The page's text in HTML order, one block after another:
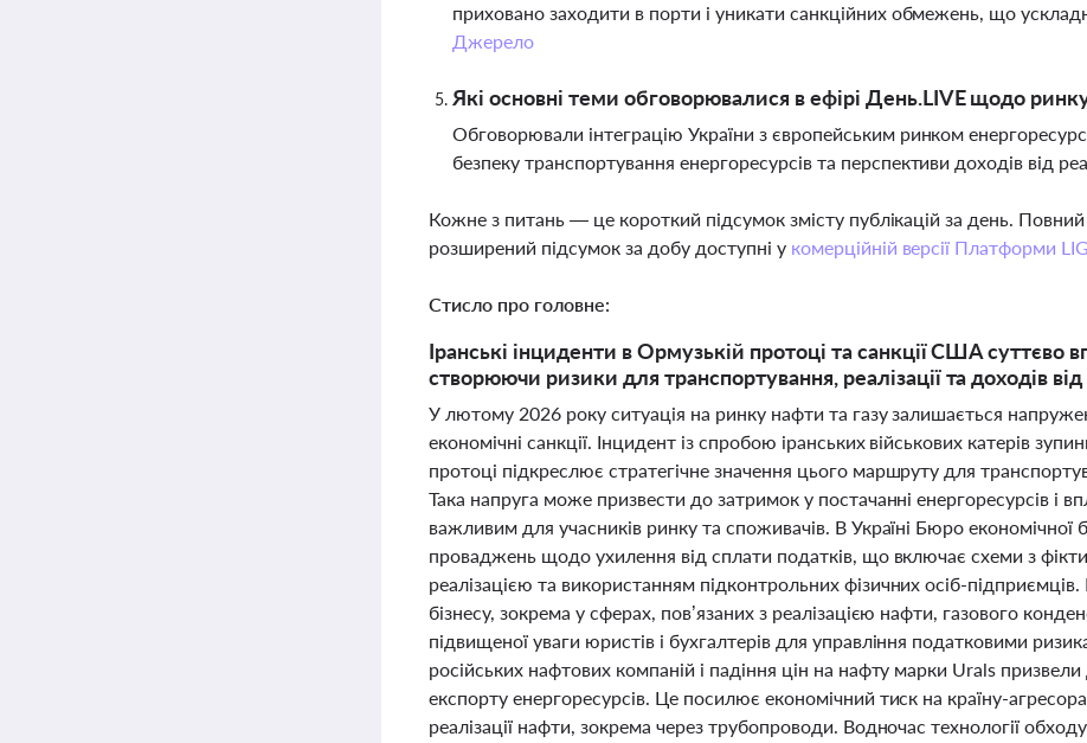
приховано заходити в порти і уникати санкційних обмежень, що
Джерело
Які основні теми обговорювалися в ефірі День.LIVE щодо
Обговорювали інтеграцію України з європейським ринком
безпеку транспортування енергоресурсів та перспективи доходів від
Кожне з питань — це короткий підсумок змісту публікацій за день.
розширений підсумок за добу доступні у комерційній версії Платформи
Стисло про головне:
Іранські інциденти в Ормузькій протоці та санкції США суттєво
створюючи ризики для транспортування, реалізації та доходів
У лютому 2026 року ситуація на ринку нафти та газу залишається
економічні санкції. Інцидент із спробою іранських військових катерів
протоці підкреслює стратегічне значення цього маршруту для
Така напруга може призвести до затримок у постачанні енергоресурсів і
важливим для учасників ринку та споживачів. В Україні Бюро економічної
проваджень щодо ухилення від сплати податків, що включає схеми з
реалізацією та використанням підконтрольних фізичних осіб-
бізнесу, зокрема у сферах, пов’язаних з реалізацією нафти, газового
підвищеної уваги юристів і бухгалтерів для управління податковими
російських нафтових компаній і падіння цін на нафту марки Urals
експорту енергоресурсів. Це посилює економічний тиск на країну-
реалізації нафти, зокрема через трубопроводи. Водночас технології